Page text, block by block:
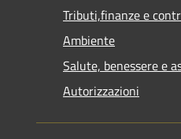
Tributi,finanze e
Ambiente
Salute, benessere e
Autorizzazioni